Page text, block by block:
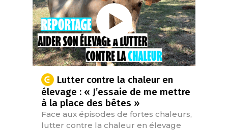
Lutter contre la chaleur en
élevage : « J’essaie de me mettre
à la place des bêtes »
Face aux épisodes de fortes chaleurs,
lutter contre la chaleur en élevage